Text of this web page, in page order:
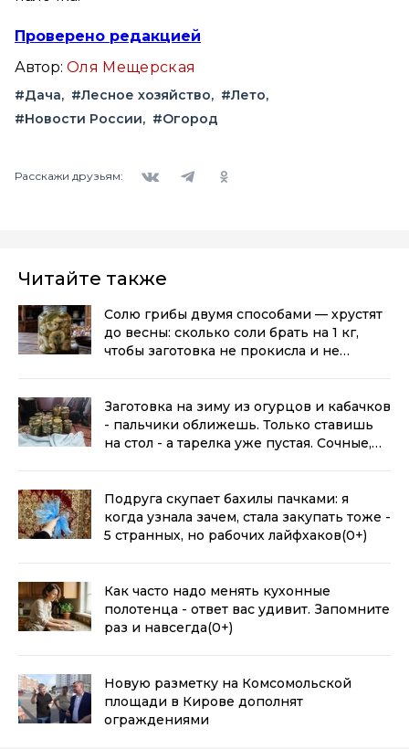
Проверено редакцией
Автор: Оля Мещерская
#Дача #Лесное хозяйство
#Лето
#Новости России
#Огород
Расскажи друзьям:
Читайте также
Солю грибы двумя способами — хрустят
до весны: сколько соли брать на 1 кг,
чтобы заготовка не прокисла и не
Заготовка на зиму из огурцов и кабачков
- пальчики оближешь. Только ставишь
на стол - а тарелка уже пустая. Сочные,
Подруга скупает бахилы пачками: я
когда узнала зачем, стала закупать тоже -
5 странных, но рабочих лайфхаков(0+)
Как часто надо менять кухонные
полотенца - ответ вас удивит. Запомните
раз и навсегда(0+)
Новую разметку на Комсомольской
площади в Кирове дополнят
ограждениями